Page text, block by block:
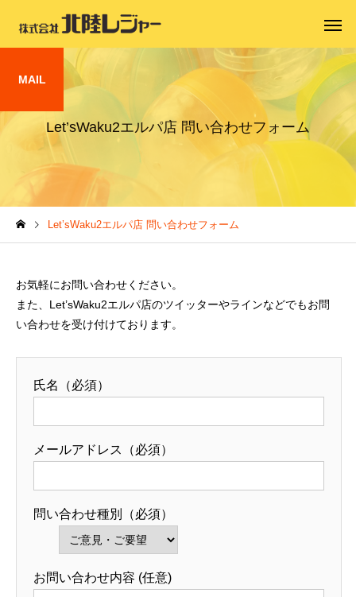
Let’sWaku2エルパ店 問い合わせフォーム
MAIL
Let’sWaku2エルパ店 問い合わせフォーム
お気軽にお問い合わせください。
また、Let’sWaku2エルパ店のツイッターやラインなどでもお問
い合わせを受け付けております。
氏名（必須）
メールアドレス（必須）
問い合わせ種別（必須）
お問い合わせ内容 (任意)